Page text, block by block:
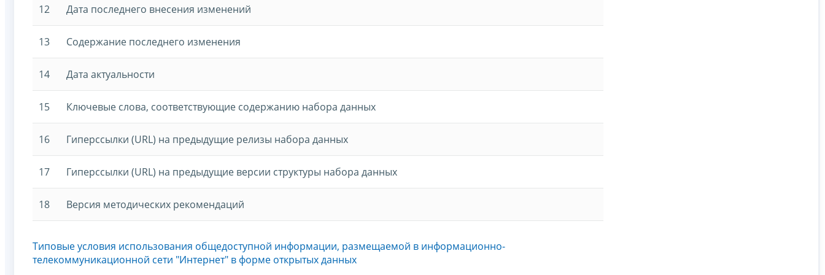
12 Дата последнего внесения изменений
13 Содержание последнего изменения
14 Дата актуальности
15 Ключевые слова, соответствующие содержанию набора данных
16 Гиперссылки (URL) на предыдущие релизы набора данных
17 Гиперссылки (URL) на предыдущие версии структуры набора данных
18 Версия методических рекомендаций
Типовые условия использования общедоступной информации, размещаемой в информационно-
телекоммуникационной сети "Интернет" в форме открытых данных